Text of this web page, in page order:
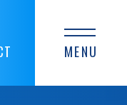
MENU